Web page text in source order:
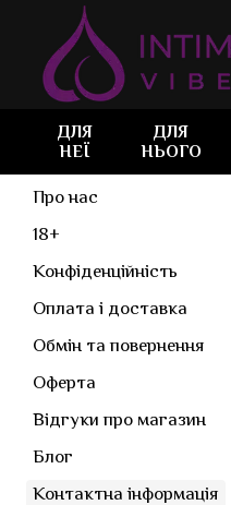
Перейти до основного контенту
ДЛЯ
НЕЇ
ДЛЯ
НЬОГО
Про нас
18+
Конфіденційність
Оплата і доставка
Обмін та повернення
Оферта
Відгуки про магазин
Блог
Контактна інформація